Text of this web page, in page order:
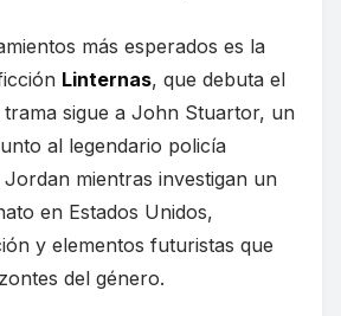
más esperados es la
Linternas, que debuta el
trama sigue a John Stuartor, un
al legendario policía
mientras investigan un
en Estados Unidos,
y elementos futuristas que
del género.